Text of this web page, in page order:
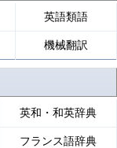
英語類語
機械翻訳
英和・和英辞典
フランス語辞典